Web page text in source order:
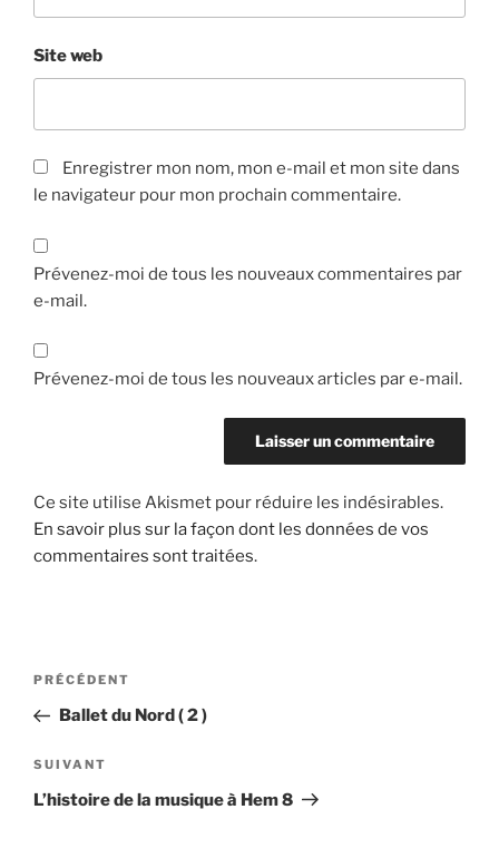
Site web
Enregistrer mon nom, mon e-mail et mon site dans
le navigateur pour mon prochain commentaire.
Prévenez-moi de tous les nouveaux commentaires par
e-mail.
Prévenez-moi de tous les nouveaux articles par e-mail.
Ce site utilise Akismet pour réduire les indésirables.
En savoir plus sur la façon dont les données de vos
commentaires sont traitées.
Navigation
l’article
Article
précédent
PRÉCÉDENT
Ballet du Nord ( 2 )
Article
suivant
SUIVANT
L’histoire de la musique à Hem 8